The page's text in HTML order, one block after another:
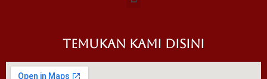
TEMUKAN KAMI DISINI